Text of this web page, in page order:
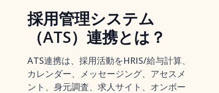
採用管理システム
（ATS）連携とは？
ATS連携は、採用活動をHRIS/給与計算、
カレンダー、メッセージング、アセスメ
ント、身元調査、求人サイト、オンボー